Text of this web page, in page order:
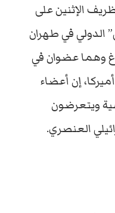
الإثنين على
الدولي في طهران
وهما عضوان في
إن أعضاء
ويتعرضون
العنصري.